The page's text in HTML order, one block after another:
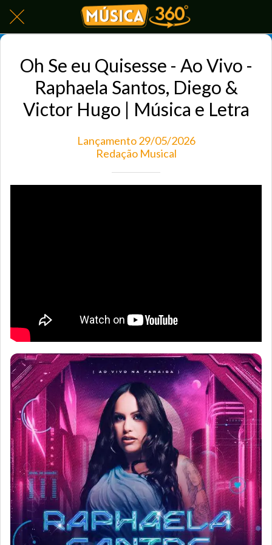
Oh Se eu Quisesse - Ao Vivo -
Raphaela Santos, Diego &
Victor Hugo | Música e Letra
Lançamento 29/05/2026
Redação Musical